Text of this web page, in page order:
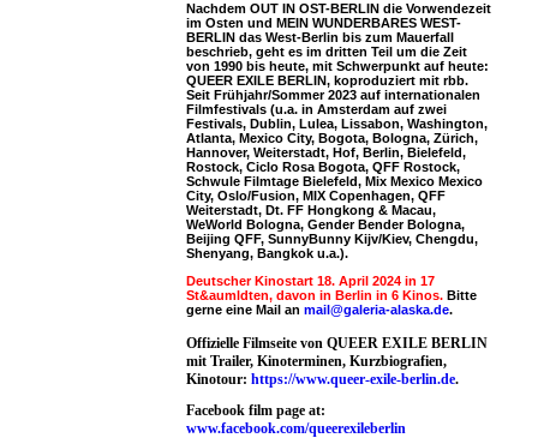
Nachdem OUT IN OST-BERLIN die Vorwendezeit
im Osten und MEIN WUNDERBARES WEST-
BERLIN das West-Berlin bis zum Mauerfall
beschrieb, geht es im dritten Teil um die Zeit
von 1990 bis heute, mit Schwerpunkt auf heute:
QUEER EXILE BERLIN, koproduziert mit rbb.
Seit Frühjahr/Sommer 2023 auf internationalen
Filmfestivals (u.a. in Amsterdam auf zwei
Festivals, Dublin, Lulea, Lissabon, Washington,
Atlanta, Mexico City, Bogota, Bologna, Zürich,
Hannover, Weiterstadt, Hof, Berlin, Bielefeld,
Rostock, Ciclo Rosa Bogota, QFF Rostock,
Schwule Filmtage Bielefeld, Mix Mexico Mexico
City, Oslo/Fusion, MIX Copenhagen, QFF
Weiterstadt, Dt. FF Hongkong & Macau,
WeWorld Bologna, Gender Bender Bologna,
Beijing QFF, SunnyBunny Kijv/Kiev, Chengdu,
Shenyang, Bangkok u.a.).
Deutscher Kinostart 18. April 2024 in 17
St&aumldten, davon in Berlin in 6 Kinos. Bitte
gerne eine Mail an mail@galeria-alaska.de.
Offizielle Filmseite von QUEER EXILE BERLIN
mit Trailer, Kinoterminen, Kurzbiografien,
Kinotour: https://www.queer-exile-berlin.de.
Facebook film page at:
www.facebook.com/queerexileberlin